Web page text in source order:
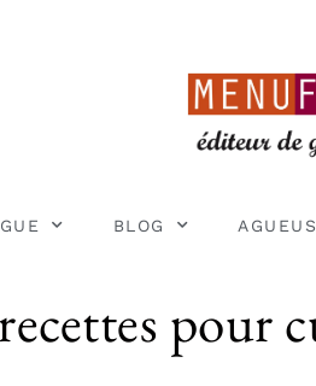
BLOG
pour